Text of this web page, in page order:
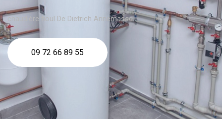
chaudière fioul De Dietrich Annemasse
09 72 66 89 55